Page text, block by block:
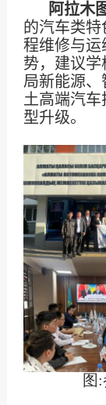
阿拉木
的汽车类
程维修与运
势，建议
局新能源
土高端汽
型升级。
图: